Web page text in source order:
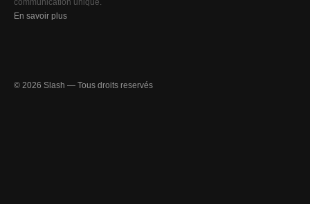
communication unique.
En savoir plus
© 2026 Slash — Tous droits reservés